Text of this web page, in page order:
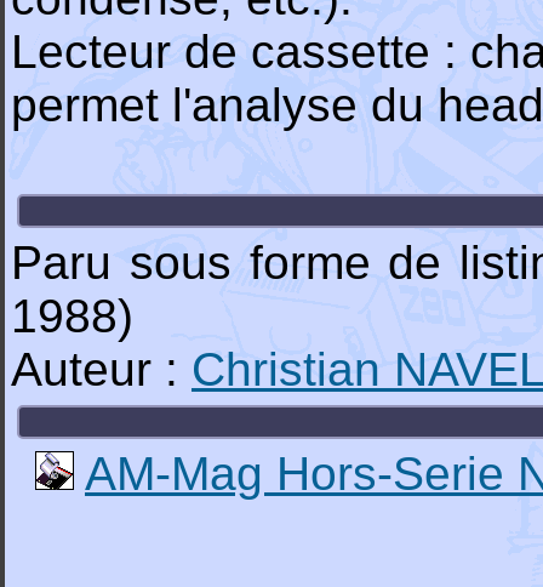
Lecteur de cassette :
permet l'analyse du
Paru sous forme de
1988)
Auteur : Christian
AM-Mag Hors-Serie